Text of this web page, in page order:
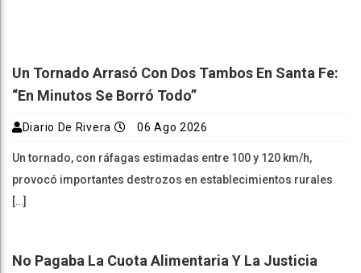
Un Tornado Arrasó Con Dos Tambos En Santa Fe:
“En Minutos Se Borró Todo”
Diario De Rivera 06 Ago 2026
Un tornado, con ráfagas estimadas entre 100 y 120 km/h,
provocó importantes destrozos en establecimientos rurales
[…]
No Pagaba La Cuota Alimentaria Y La Justicia